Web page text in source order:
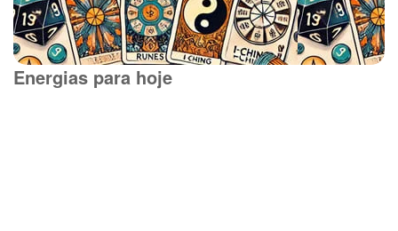
Energias para hoje